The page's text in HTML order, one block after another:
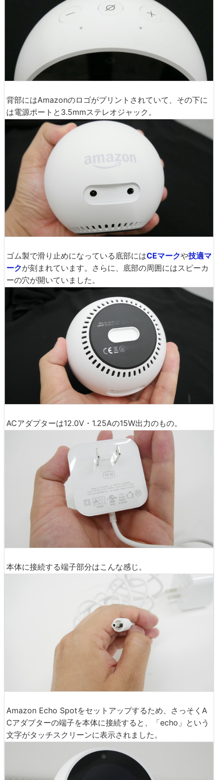
背部にはAmazonのロゴがプリントされていて、その下に
は電源ポートと3.5mmステレオジャック。
ゴム製で滑り止めになっている底部にはCEマークや技適マ
ークが刻まれています。さらに、底部の周囲にはスピーカ
ーの穴が開いていました。
ACアダプターは12.0V・1.25Aの15W出力のもの。
本体に接続する端子部分はこんな感じ。
Amazon Echo Spotをセットアップするため、さっそくA
Cアダプターの端子を本体に接続すると、「echo」という
文字がタッチスクリーンに表示されました。